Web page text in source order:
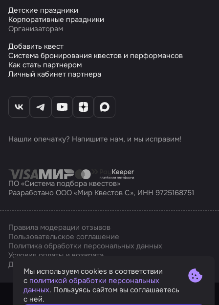
Детские праздники
Корпоративные праздники
Организаторам
Добавить квест
Система бронирования квестов и перформансов
Как стать партнером
Личный кабинет партнера
Нашли опечатку? Напишите нам, и мы исправим!
ПО «Система подбора квестов»
Разработано ООО «Мир Квестов С», ИНН 9725168751
Правила модерации отзывов
Пользовательское соглашение
Политика обработки персональных данных
Условия оплаты и возврата
Дизайн
Мы используем cookies в соответствии
с политикой обработки персональных
данных. Пользуясь сайтом вы соглашаетесь
с ней.